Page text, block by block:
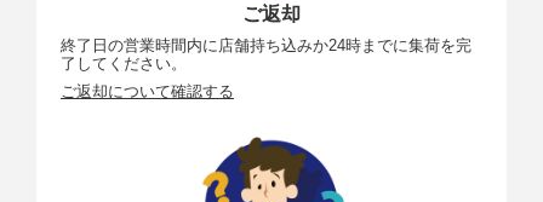
ご返却
終了日の営業時間内に店舗持ち込みか24時までに集荷を完
了してください。
ご返却について確認する